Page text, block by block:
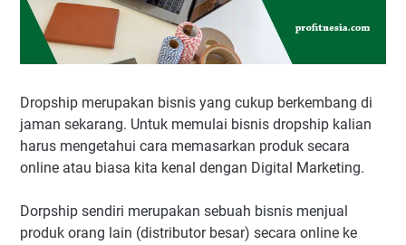
Dropship merupakan bisnis yang cukup berkembang di
jaman sekarang. Untuk memulai bisnis dropship kalian
harus mengetahui cara memasarkan produk secara
online atau biasa kita kenal dengan Digital Marketing.
Dorpship sendiri merupakan sebuah bisnis menjual
produk orang lain (distributor besar) secara online ke